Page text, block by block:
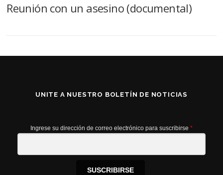
Reunión con un asesino (documental)
UNITE A NUESTRO BOLETÍN DE NOTICIAS
Ingrese su dirección de correo electrónico para suscribirse *
SUSCRIBIRSE